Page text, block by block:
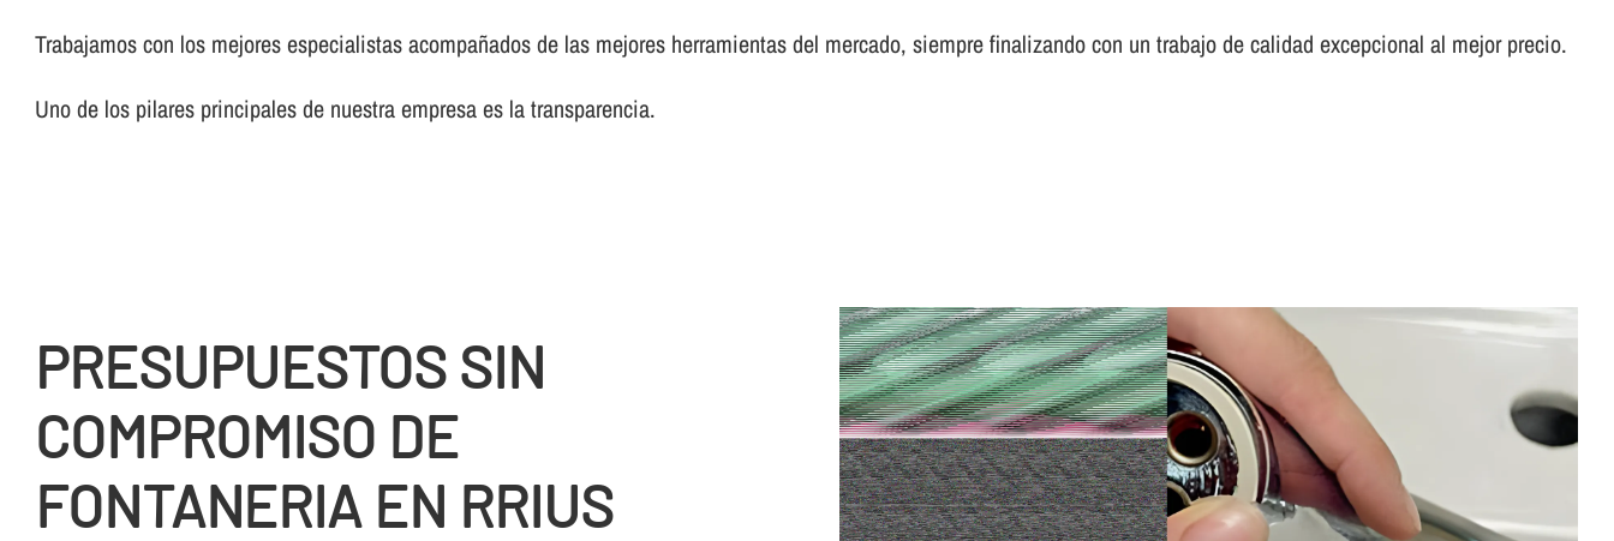
Trabajamos con los mejores especialistas acompañados de las mejores herramientas del mercado, siempre finalizando con un trabajo de calidad excepcional al mejor precio.
Uno de los pilares principales de nuestra empresa es la transparencia.
PRESUPUESTOS SIN
COMPROMISO DE
FONTANERIA EN RRIUS